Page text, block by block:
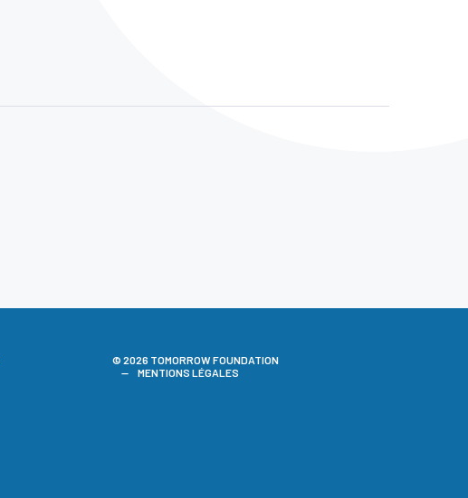
© 2026 TOMORROW FOUNDATION
MENTIONS LÉGALES